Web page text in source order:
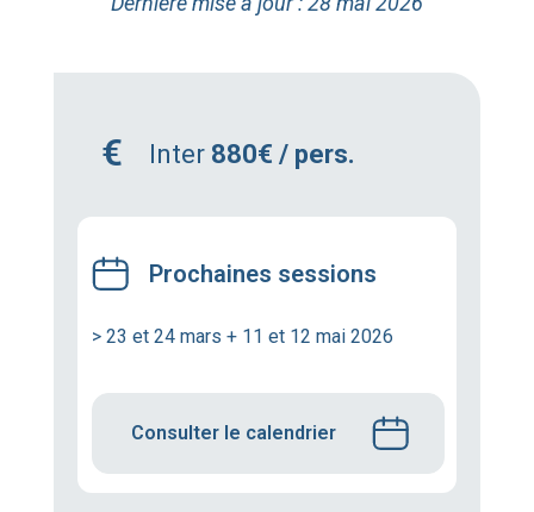
Inter 880€ / pers.
Prochaines sessions
> 23 et 24 mars + 11 et 12 mai 2026
Consulter le calendrier